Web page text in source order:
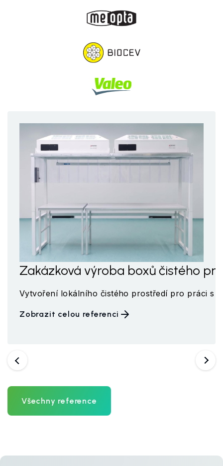
Předchozí Další
součástí nově budovaného,
profesorem Zbořilem v Centru nanotechnologií
Zakázková výroba boxů čistého
Vytvoření lokálního čistého prostředí pro práci s
Zobrazit celou referenci
Všechny reference